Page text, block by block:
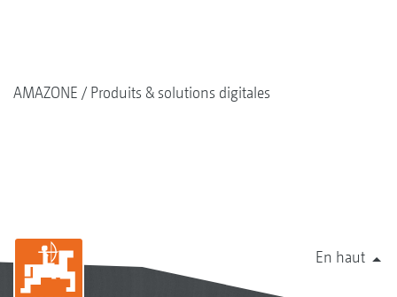
AMAZONE Produits & solutions digitales
En haut